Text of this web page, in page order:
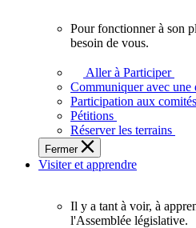
plein
potentiel,
l'Assemblée
a
besoin
de
Pour fonctionner à son
besoin de vous.
Aller à Participer
Communiquer avec une
Participation aux comités
Pétitions
Réserver les terrains
Fermer
Visiter et apprendre
Il y a tant à voir, à
l'Assemblée législative.